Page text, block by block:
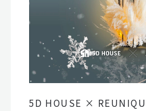
5D HOUSE ×